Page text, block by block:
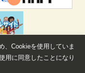
、Cookieを使用していま
用に同意したことになり